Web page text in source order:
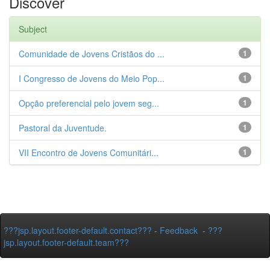
Subject
1
Comunidade de Jovens Cristãos do ...
1
I Congresso de Jovens do Meio Pop...
1
Opção preferencial pelo jovem seg...
1
Pastoral da Juventude.
1
VII Encontro de Jovens Comunitári...
???jsp.layout.footer-default.contact??? - Feedback - ???
jsp.layout.footer-default.team???